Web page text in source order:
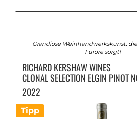
Tipp
Grandiose Weinhandwerkskunst,
Furore sorgt!
RICHARD KERSHAW WINES
CLONAL SELECTION ELGIN PINOT
2022